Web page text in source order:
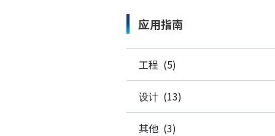
应用指南
工程 (5)
设计 (13)
其他 (3)